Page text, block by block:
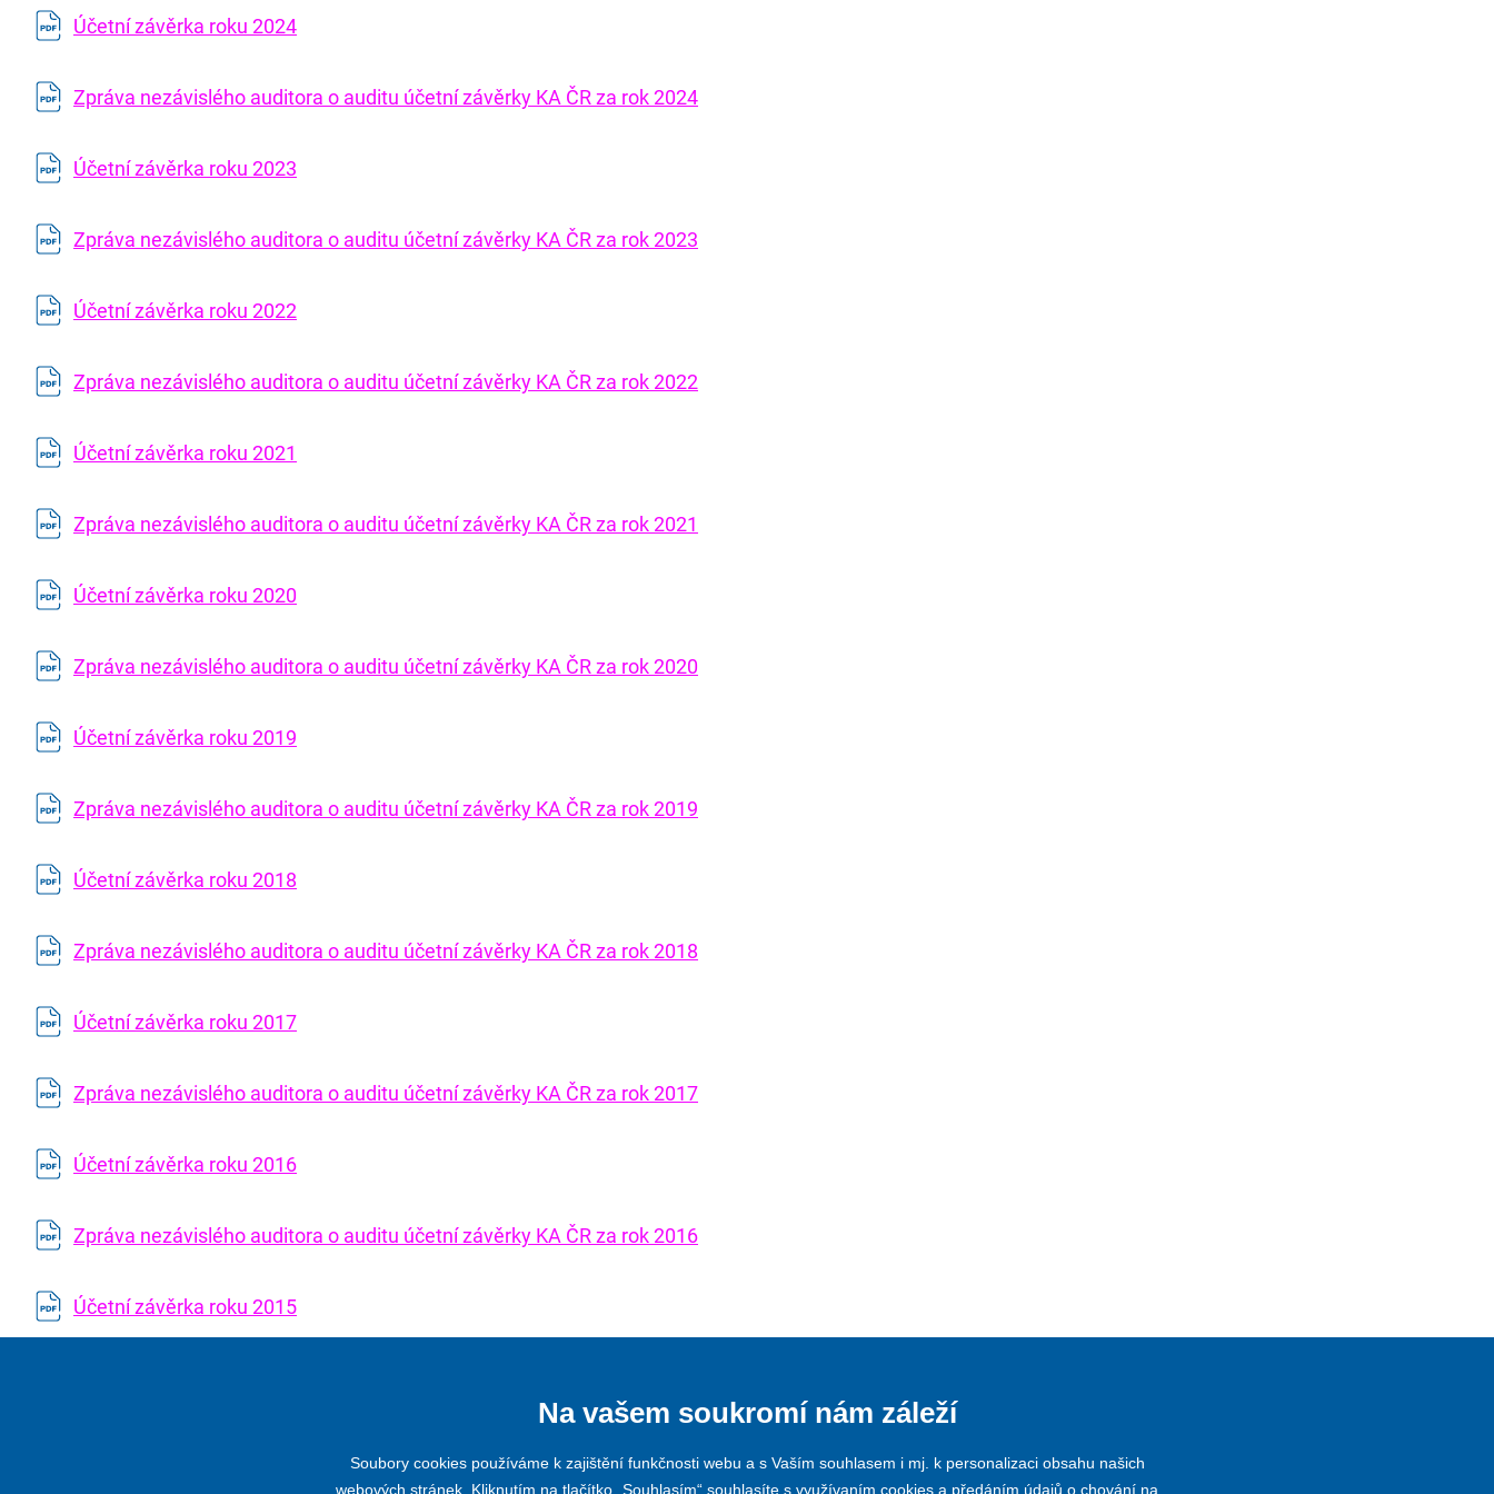
Účetní závěrka roku 2024
Zpráva nezávislého auditora o auditu účetní závěrky KA ČR za rok 2024
Účetní závěrka roku 2023
Zpráva nezávislého auditora o auditu účetní závěrky KA ČR za rok 2023
Účetní závěrka roku 2022
Zpráva nezávislého auditora o auditu účetní závěrky KA ČR za rok 2022
Účetní závěrka roku 2021
Zpráva nezávislého auditora o auditu účetní závěrky KA ČR za rok 2021
Účetní závěrka roku 2020
Zpráva nezávislého auditora o auditu účetní závěrky KA ČR za rok 2020
Účetní závěrka roku 2019
Zpráva nezávislého auditora o auditu účetní závěrky KA ČR za rok 2019
Účetní závěrka roku 2018
Zpráva nezávislého auditora o auditu účetní závěrky KA ČR za rok 2018
Účetní závěrka roku 2017
Zpráva nezávislého auditora o auditu účetní závěrky KA ČR za rok 2017
Účetní závěrka roku 2016
Zpráva nezávislého auditora o auditu účetní závěrky KA ČR za rok 2016
Účetní závěrka roku 2015
Na vašem soukromí nám záleží
Soubory cookies používáme k zajištění funkčnosti webu a s Vaším souhlasem i mj. k personalizaci obsahu našich
webových stránek. Kliknutím na tlačítko „Souhlasím“ souhlasíte s využívaním cookies a předáním údajů o chování na